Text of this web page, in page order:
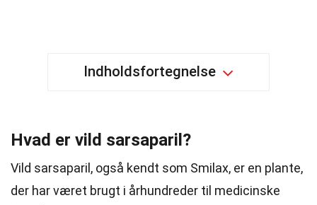
Indholdsfortegnelse
Hvad er vild sarsaparil?
Vild sarsaparil, også kendt som Smilax, er en plante,
der har været brugt i århundreder til medicinske